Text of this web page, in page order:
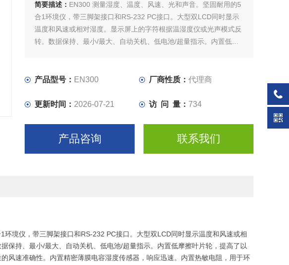
简要描述： EN300 测量湿度、温度、风速、光和声音。坚固耐用的5
合1环境仪，带三脚架接口和RS-232 PC接口。大型双LCD同时显示
温度和风速或相对湿度。显示屏上的字符根据温湿度仪或光声模式反
转。数据保持、最小/最大、自动关机、低电池/超量指示。内置低摩
产品型号： EN300 厂商性质：代理商
更新时间： 2026-07-21 访 问 量： 734
产品咨询 联系我们
境仪，带三脚架接口和RS-232 PC接口。大型双LCD同时显示温度和风速或相
保持、最小/最大、自动关机、低电池/超量指示。内置低摩擦叶片轮，提高了以
风速准确性。内置精密薄膜电容湿度传感器，响应迅速。内置热敏电阻，用于环